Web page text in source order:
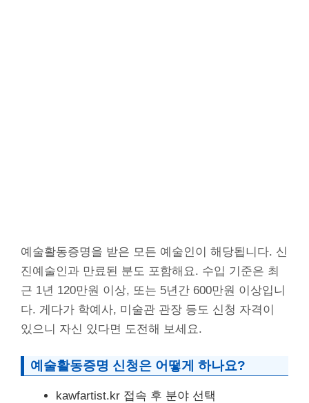
예술활동증명을 받은 모든 예술인이 해당됩니다. 신
진예술인과 만료된 분도 포함해요. 수입 기준은 최
근 1년 120만원 이상, 또는 5년간 600만원 이상입니
다. 게다가 학예사, 미술관 관장 등도 신청 자격이
있으니 자신 있다면 도전해 보세요.
예술활동증명 신청은 어떻게 하나요?
kawfartist.kr 접속 후 분야 선택